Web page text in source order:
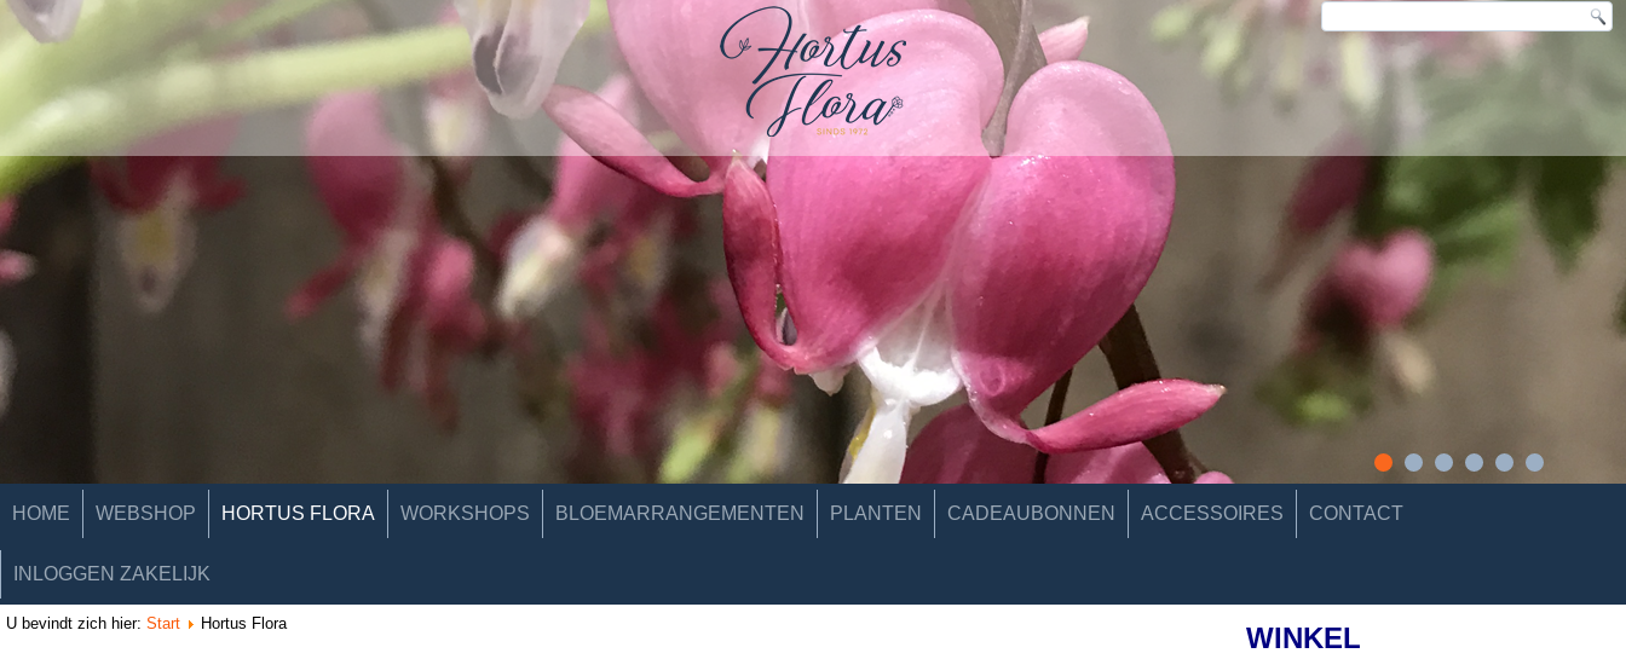
HOME WEBSHOP HORTUS FLORA WORKSHOPS BLOEMARRANGEMENTEN PLANTEN CADEAUBONNEN ACCESSOIRES CONTACT
INLOGGEN ZAKELIJK
U bevindt zich hier: Start Hortus Flora WINKEL